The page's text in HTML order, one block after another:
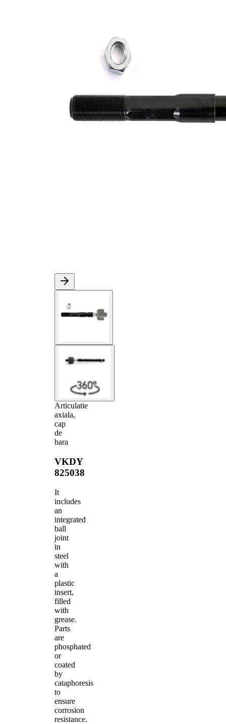
Articulatie
axiala,
cap
de
bara
VKDY
825038
It
includes
an
integrated
ball
joint
in
steel
with
a
plastic
insert,
filled
with
grease.
Parts
are
phosphated
or
coated
by
cataphoresis
to
ensure
corrosion
resistance.
extins/Informatii unsoare
sintetică
M16 x
1,5